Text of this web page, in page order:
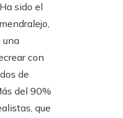
sido el
una
con
de
del 90%
que